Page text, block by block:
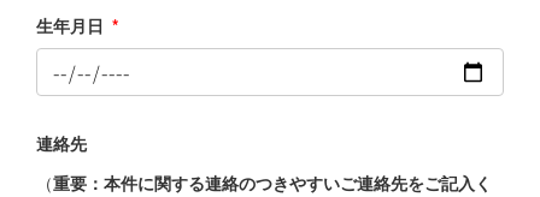
生年月日 *
連絡先
（重要：本件に関する連絡のつきやすいご連絡先をご記入く